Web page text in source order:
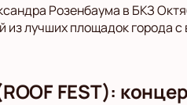
Розенбаума в БКЗ
лучших площадок города
FEST):